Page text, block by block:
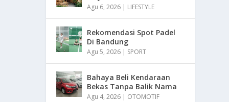
Agu 6, 2026 | LIFESTYLE
Rekomendasi Spot Padel
Di Bandung
Agu 5, 2026 | SPORT
Bahaya Beli Kendaraan
Bekas Tanpa Balik Nama
Agu 4, 2026 | OTOMOTIF